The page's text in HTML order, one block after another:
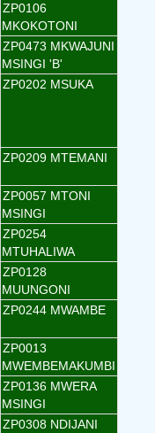
ZP0106
MKOKOTONI
ZP0473 MKWAJUNI
MSINGI 'B'
ZP0202 MSUKA
ZP0209 MTEMANI
ZP0057 MTONI
MSINGI
ZP0254
MTUHALIWA
ZP0128
MUUNGONI
ZP0244 MWAMBE
ZP0013
MWEMBEMAKUMBI
ZP0136 MWERA
MSINGI
ZP0308 NDIJANI